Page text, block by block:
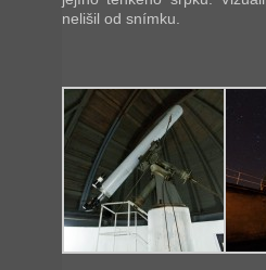
nelišil od snímku.